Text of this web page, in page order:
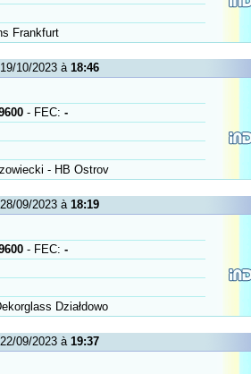
Frankfurt
10/2023 à18:46
- FEC: -
- HB Ostrov
09/2023 à18:19
- FEC: -
Działdowo
09/2023 à19:37